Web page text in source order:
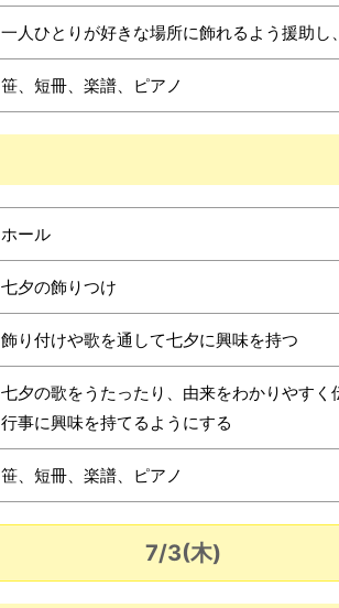
一人ひとりが好きな場所に飾れるよう援助し
笹、短冊、楽譜、ピアノ
ホール
七夕の飾りつけ
飾り付けや歌を通して七夕に興味を持つ
七夕の歌をうたったり、由来をわかりやす
行事に興味を持てるようにする
笹、短冊、楽譜、ピアノ
7/3(木)